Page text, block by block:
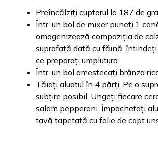
Preîncălziți cuptorul la 187 de
Într-un bol de mixer puneți 1
omogenizează compoziția de
suprafață dată cu făină, întindeți
ce preparați umplutura.
Într-un bol amestecați brânza
Tăiați aluatul în 4 părți. Pe o
subțire posibil. Ungeți fiecare
salam pepperoni. Împachetați
tavă tapetată cu folie de copt